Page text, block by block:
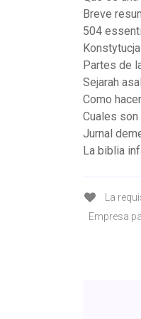
Breve
Partes de
Sejarah
Como
Cuales
Jurnal
La biblia
La
Empresa